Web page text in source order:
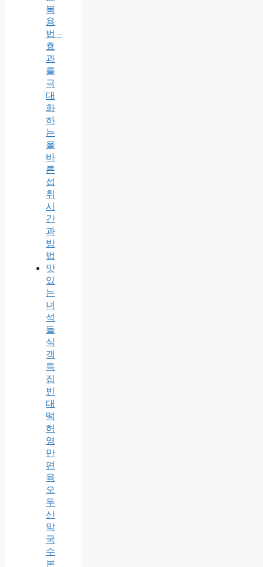
복
용
법 –
효
과
를
극
대
화
하
는
올
바
른
섭
취
시
간
과
방
법
맛
있
는
녀
석
들
식
객
특
집
빈
대
떡
허
영
만
편
육
오
두
산
막
국
수
본